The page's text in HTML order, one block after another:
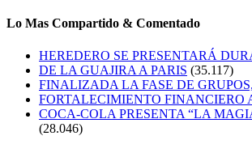
Lo Mas Compartido & Comentado
HEREDERO SE PRESENTARÁ
DE LA GUAJIRA A PARIS (35.117)
FINALIZADA LA FASE DE
FORTALECIMIENTO FINANCIERO
COCA-COLA PRESENTA “LA
(28.046)